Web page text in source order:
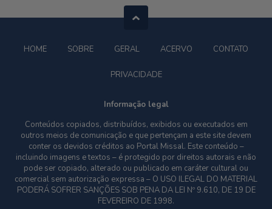
HOME SOBRE GERAL ACERVO CONTATO
PRIVACIDADE
Informação legal
Conteúdos copiados, distribuídos, exibidos ou executados em
outros meios de comunicação e que pertençam a este site devem
conter os devidos créditos ao Portal Missal. Este conteúdo –
incluindo imagens e textos – é protegido por direitos autorais e não
pode ser copiado, alterado ou publicado em caráter cultural ou
comercial sem autorização expressa – O USO ILEGAL DO MATERIAL
PODERÁ SOFRER SANÇÕES SOB PENA DA LEI Nº 9.610, DE 19 DE
FEVEREIRO DE 1998.